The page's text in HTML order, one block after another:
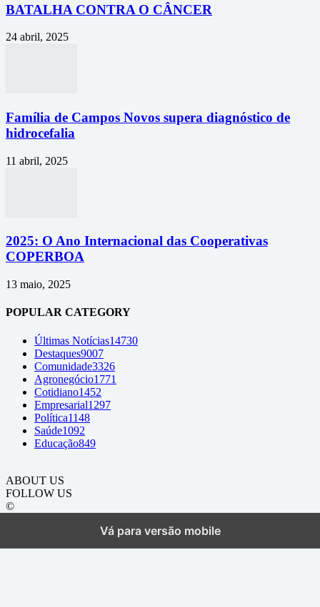
BATALHA CONTRA O CÂNCER
24 abril, 2025
Família de Campos Novos supera diagnóstico de
hidrocefalia
11 abril, 2025
2025: O Ano Internacional das Cooperativas
COPERBOA
13 maio, 2025
POPULAR CATEGORY
Últimas Notícias14730
Destaques9007
Comunidade3326
Agronegócio1771
Cotidiano1452
Empresarial1297
Política1148
Saúde1092
Educação849
ABOUT US
FOLLOW US
©
Vá para versão mobile